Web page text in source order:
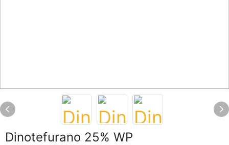
Dinotefurano 25% WP